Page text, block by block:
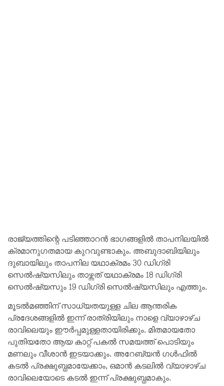
രാജ്യത്തിന്റെ പടിഞ്ഞാറൻ ഭാഗങ്ങളിൽ താപനിലയിൽ
ക്രമാനുഗതമായ കുറവുണ്ടാകും. അബുദാബിയിലും
ദുബായിലും താപനില യഥാക്രമം 30 ഡിഗ്രി
സെൽഷ്യസിലും താഴ്ന്നത് യഥാക്രമം 18 ഡിഗ്രി
സെൽഷ്യസും 19 ഡിഗ്രി സെൽഷ്യസിലും എത്തും.
മൂടൽമഞ്ഞിന് സാധ്യതയുള്ള ചില ആന്തരിക
പ്രദേശങ്ങളിൽ ഇന്ന് രാത്രിയിലും നാളെ വ്യാഴാഴ്ച
രാവിലെയും ഈർപ്പമുള്ളതായിരിക്കും. മിതമായതോ
പുതിയതോ ആയ കാറ്റ് പകൽ സമയത്ത് പൊടിയും
മണലും വീശാൻ ഇടയാക്കും. അറേബ്യൻ ഗൾഫിൽ
കടൽ പ്രക്ഷുബ്ധമായേക്കാം, ഒമാൻ കടലിൽ വ്യാഴാഴ്ച
രാവിലെയോടെ കടൽ ഇന്ന് പ്രക്ഷുബ്ധമാകും.